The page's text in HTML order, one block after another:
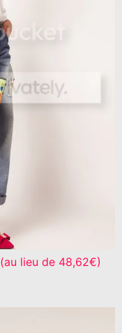
(au lieu de 48,62€)